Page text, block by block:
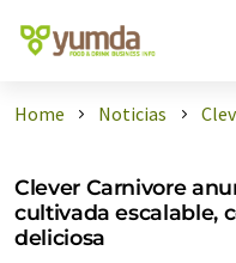
Home Noticias
Clever Carnivore
cultivada escalable,
deliciosa